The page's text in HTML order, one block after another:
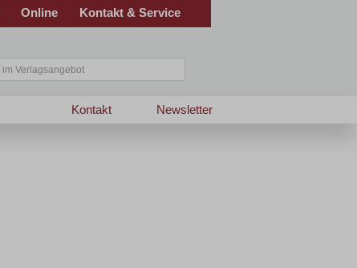
Online Kontakt & Service
Newsletter
Kontakt